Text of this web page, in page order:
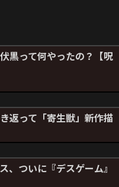
黒って何やったの？【呪
返って「寄生獣」新作描
、ついに『デスゲーム』